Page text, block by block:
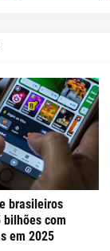
brasileiros
bilhões com
em 2025